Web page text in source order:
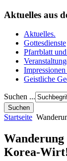
Aktuelles aus
Aktuelles.
Gottesdienste
Pfarrblatt
Geistliche
Suchen ...
Startseite
Korea-